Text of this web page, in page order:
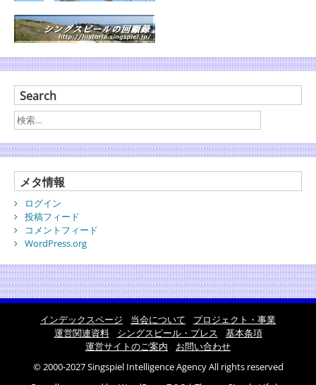
Search
メタ情報
ログイン
投稿フィード
コメントフィード
WordPress.org
インデックスページ 当会について
プロジェクト・事業
運営関連資料
シングスピール・プレス
基本条項
運営サイトのご案内
お問い合わせ
© 2000-2027 Singspiel Intelligence Agency All rights reserved